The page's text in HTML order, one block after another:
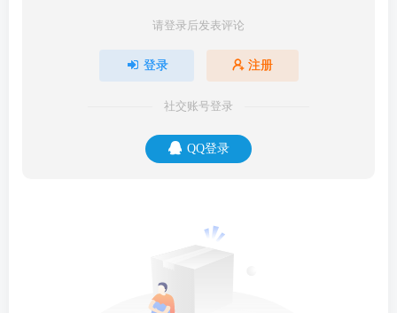
请登录后发表评论
登录 注册
社交账号登录
QQ登录